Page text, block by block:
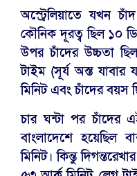
অস্ট্রেলিয়াতে যখন
কৌনিক দূরত্ব ছিল ১০
উপর চাঁদের উচ্চতা
টাইম (সূর্য অস্ত
মিনিট এবং চাঁদের বয়স
চার ঘন্টা পর চাঁদের
বাংলাদেশে হয়েছিল
মিনিট। কিন্তু